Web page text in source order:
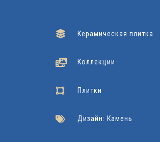
Керамическая плитка
Коллекции
Плитки
Дизайн: Камень